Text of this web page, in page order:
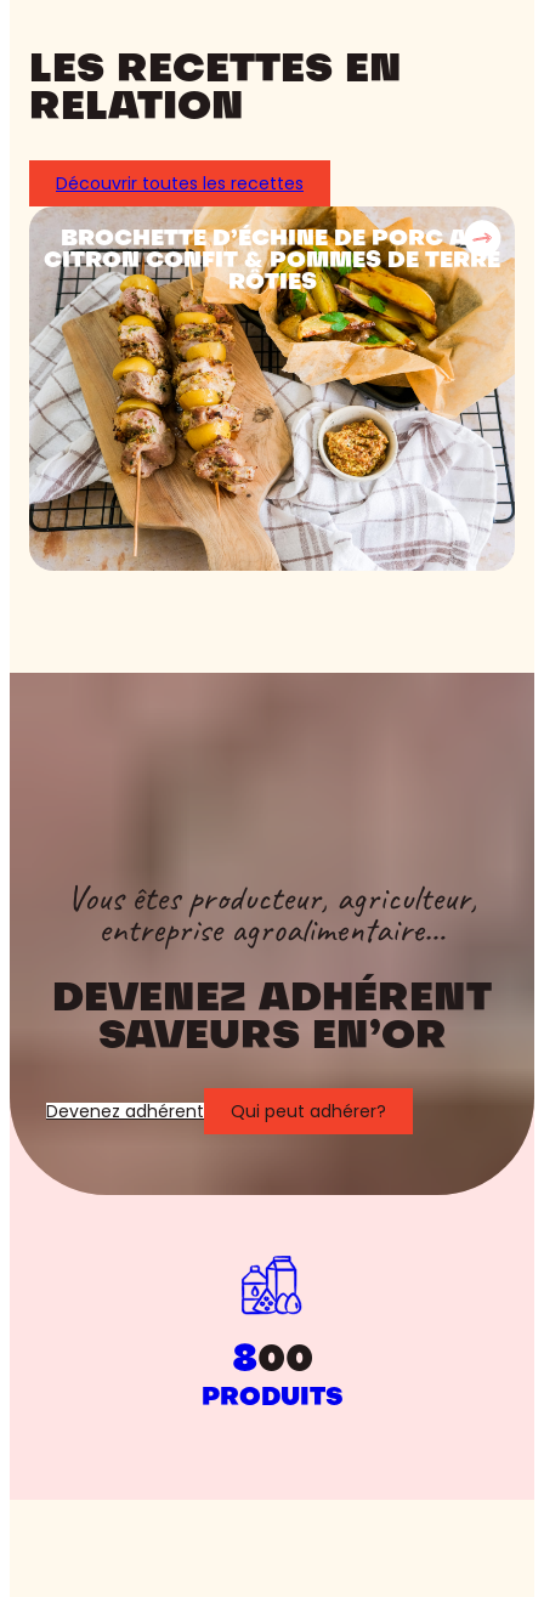
LES RECETTES EN
RELATION
Découvrir toutes les recettes
BROCHETTE D’ÉCHINE DE PORC AU
CITRON CONFIT & POMMES DE TERRE
RÔTIES
Vous êtes producteur, agriculteur,
entreprise agroalimentaire…
DEVENEZ ADHÉRENT
SAVEURS EN’OR
Devenez adhérent Qui peut adhérer?
800
PRODUITS